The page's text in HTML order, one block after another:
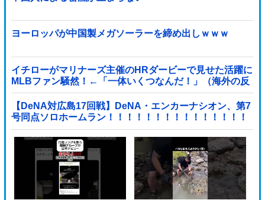
ヨーロッパが中国製メガソーラーを締め出しｗｗｗ
イチローがマリナーズ主催のHRダービーで見せた活躍に
MLBファン騒然！←「一体いくつなんだ！」（海外の反
応）
【DeNA対広島17回戦】DeNA・エンカーナシオン、第7
号同点ソロホームラン！！！！！！！！！！！！！！！
他